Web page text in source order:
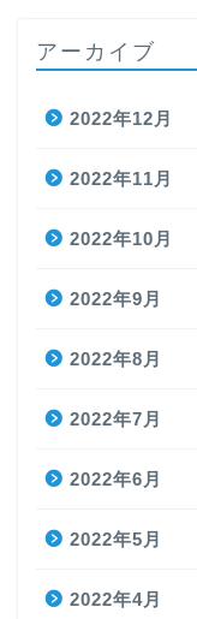
アーカイブ
2022年12月
2022年11月
2022年10月
2022年9月
2022年8月
2022年7月
2022年6月
2022年5月
2022年4月